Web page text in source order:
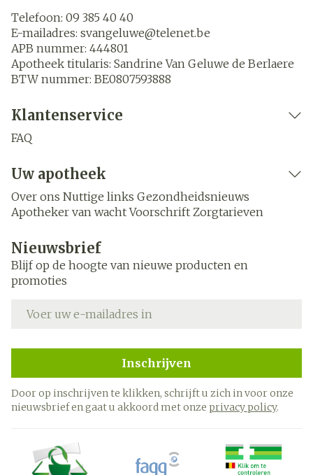
Telefoon: 09 385 40 40
E-mailadres: svangeluwe@telenet.be
APB nummer: 444801
Apotheek titularis: Sandrine Van Geluwe de Berlaere
BTW nummer: BE0807593888
Klantenservice
FAQ
Uw apotheek
Over ons Nuttige links Gezondheidsnieuws
Apotheker van wacht Voorschrift Zorgtarieven
Nieuwsbrief
Blijf op de hoogte van nieuwe producten en
promoties
Inschrijven
Door op inschrijven te klikken, schrijft u zich in voor onze
nieuwsbrief en gaat u akkoord met onze privacy policy.